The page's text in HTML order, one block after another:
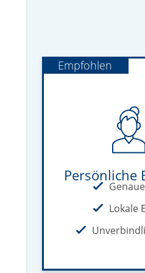
Empfohlen
Persönliche
Lokale